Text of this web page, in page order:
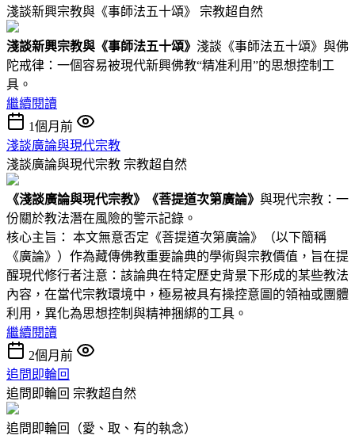
淺談新興宗教與《事師法五十頌》 宗教超自然
淺談新興宗教與 《事師法五十頌》 淺談《事師法五十頌》與佛
陀戒律：一個容易被現代新興佛教“精准利用”的思想控制工
具。
繼續閱讀
1個月前
淺談廣論與現代宗教
淺談廣論與現代宗教 宗教超自然
《淺談廣論與現代宗教》 《菩提道次第廣論》 與現代宗教：一
份關於教法潛在風險的警示記錄。
核心主旨： 本文無意否定《菩提道次第廣論》（以下簡稱
《廣論》）作為藏傳佛教重要論典的學術與宗教價值，旨在提
醒現代修行者注意：該論典在特定歷史背景下形成的某些教法
內容，在當代宗教環境中，極易被具有操控意圖的領袖或團體
利用，異化為思想控制與精神捆綁的工具。
繼續閱讀
2個月前
追問即輪回
追問即輪回 宗教超自然
追問即輪回（愛、取、有的執念）